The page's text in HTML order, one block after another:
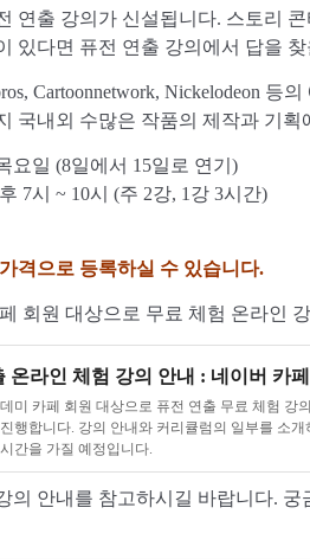
연출 강의가 신설됩니다. 스토리
있다면 퓨전 연출 강의에서 답을
Cartoonnetwork, Nickelodeon 등
국내외 수많은 작품의 제작과 기획
요일 (8일에서 15일로 연기)
7시 ~ 10시 (주 2강, 1강 3시간)
격으로 등록하실 수 있습니다.
회원 대상으로 무료 체험 온라인
온라인 체험 강의 안내 : 네이버 카페
미 카페 회원 대상으로 퓨전 연출 무료 체험 강
행합니다. 강의 안내와 커리큘럼의 일부를 소개
간을 가질 예정입니다.
의 안내를 참고하시길 바랍니다. 궁